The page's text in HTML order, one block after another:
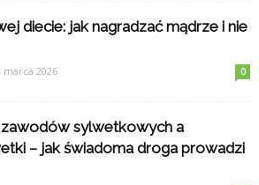
diecie: jak nagradzać mądrze i nie
marca 2026 0
sylwetkowych a
– jak świadoma droga prowadzi